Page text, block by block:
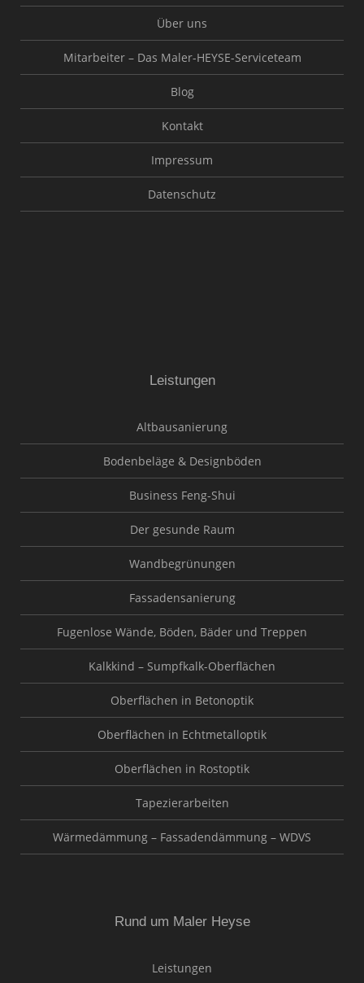
Über uns
Mitarbeiter – Das Maler-HEYSE-Serviceteam
Blog
Kontakt
Impressum
Datenschutz
Leistungen
Altbausanierung
Bodenbeläge & Designböden
Business Feng-Shui
Der gesunde Raum
Wandbegrünungen
Fassadensanierung
Fugenlose Wände, Böden, Bäder und Treppen
Kalkkind – Sumpfkalk-Oberflächen
Oberflächen in Betonoptik
Oberflächen in Echtmetalloptik
Oberflächen in Rostoptik
Tapezierarbeiten
Wärmedämmung – Fassadendämmung – WDVS
Rund um Maler Heyse
Leistungen